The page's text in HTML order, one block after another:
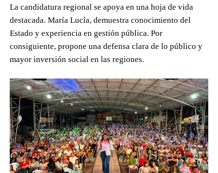
La candidatura regional se apoya en una hoja de vida
destacada. María Lucía, demuestra conocimiento del
Estado y experiencia en gestión pública. Por
consiguiente, propone una defensa clara de lo público y
mayor inversión social en las regiones.